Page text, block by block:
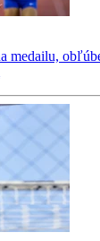
medailu,